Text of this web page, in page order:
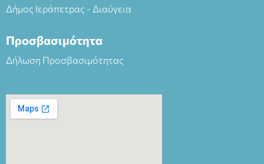
Δήμος Ιεράπετρας - Διαύγεια
Προσβασιμότητα
Δήλωση Προσβασιμότητας